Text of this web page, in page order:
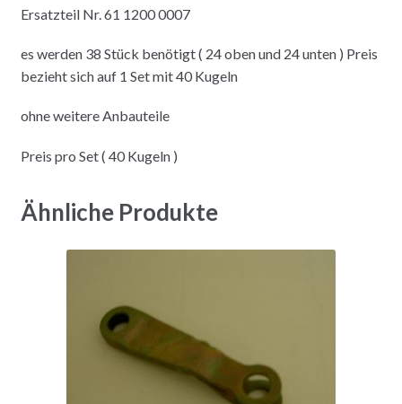
Ersatzteil Nr. 61 1200 0007
es werden 38 Stück benötigt ( 24 oben und 24 unten ) Preis
bezieht sich auf 1 Set mit 40 Kugeln
ohne weitere Anbauteile
Preis pro Set ( 40 Kugeln )
Ähnliche Produkte